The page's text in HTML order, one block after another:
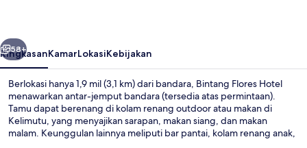
Berikutnya
58+
RingkasanKamarLokasiKebijakan
Berlokasi hanya 1,9 mil (3,1 km) dari bandara, Bintang Flores Hotel
menawarkan antar-jemput bandara (tersedia atas permintaan).
Tamu dapat berenang di kolam renang outdoor atau makan di
Kelimutu, yang menyajikan sarapan, makan siang, dan makan
malam. Keunggulan lainnya meliputi bar pantai, kolam renang anak,